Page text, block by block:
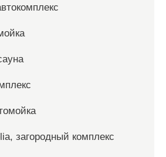
загородный комплекс